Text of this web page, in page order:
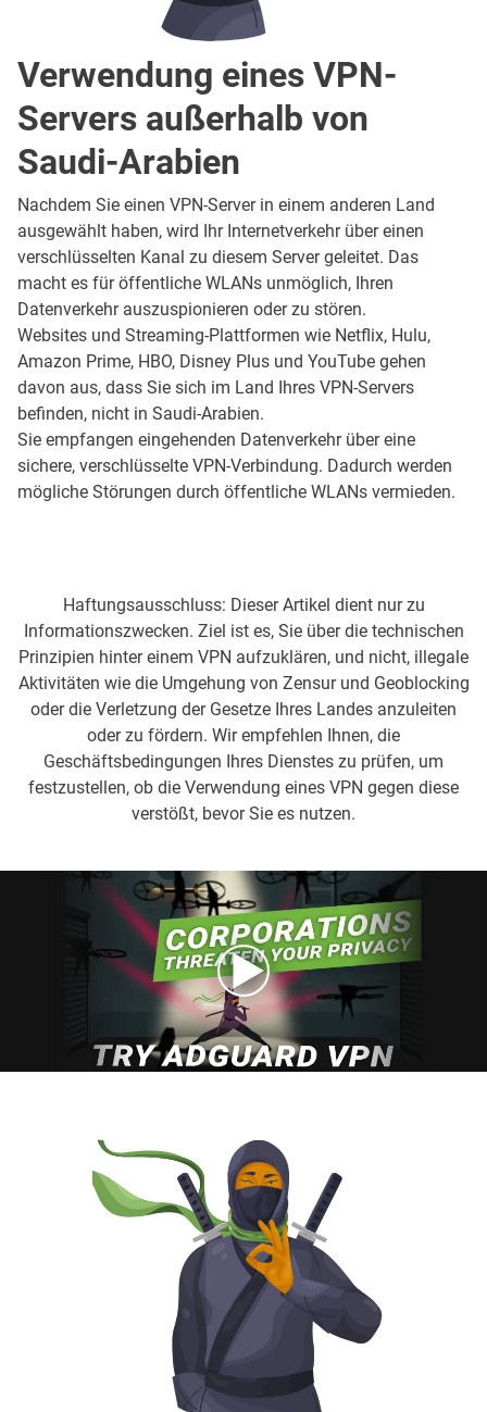
Verwendung eines VPN-
Servers außerhalb von
Saudi-Arabien
Nachdem Sie einen VPN-Server in einem anderen Land
ausgewählt haben, wird Ihr Internetverkehr über einen
verschlüsselten Kanal zu diesem Server geleitet. Das
macht es für öffentliche WLANs unmöglich, Ihren
Datenverkehr auszuspionieren oder zu stören.
Websites und Streaming-Plattformen wie Netflix, Hulu,
Amazon Prime, HBO, Disney Plus und YouTube gehen
davon aus, dass Sie sich im Land Ihres VPN-Servers
befinden, nicht in Saudi-Arabien.
Sie empfangen eingehenden Datenverkehr über eine
sichere, verschlüsselte VPN-Verbindung. Dadurch werden
mögliche Störungen durch öffentliche WLANs vermieden.
Haftungsausschluss: Dieser Artikel dient nur zu
Informationszwecken. Ziel ist es, Sie über die technischen
Prinzipien hinter einem VPN aufzuklären, und nicht, illegale
Aktivitäten wie die Umgehung von Zensur und Geoblocking
oder die Verletzung der Gesetze Ihres Landes anzuleiten
oder zu fördern. Wir empfehlen Ihnen, die
Geschäftsbedingungen Ihres Dienstes zu prüfen, um
festzustellen, ob die Verwendung eines VPN gegen diese
verstößt, bevor Sie es nutzen.